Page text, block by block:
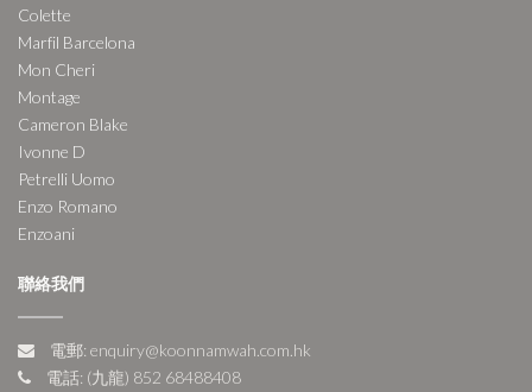
Colette
Marfil Barcelona
Mon Cheri
Montage
Cameron Blake
Ivonne D
Petrelli Uomo
Enzo Romano
Enzoani
聯絡我們
電郵: enquiry@koonnamwah.com.hk
電話: (九龍) 852 68488408